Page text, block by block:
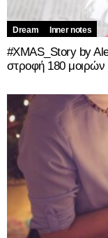
Dream Inner notes
#XMAS_Story by
στροφή 180 μοιρών